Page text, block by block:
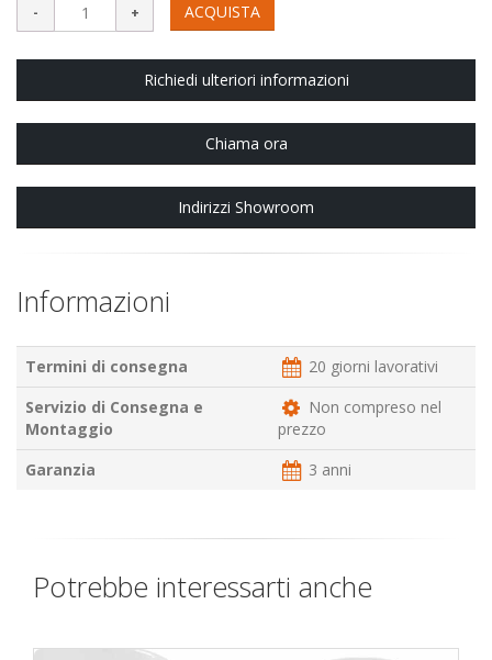
ACQUISTA
Richiedi ulteriori informazioni
Chiama ora
Indirizzi Showroom
Informazioni
Termini di consegna
20 giorni lavorativi
Servizio di Consegna e
Montaggio
Non compreso nel
prezzo
Garanzia
3 anni
Potrebbe interessarti anche